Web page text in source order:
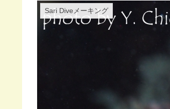
Sari Diveメーキング